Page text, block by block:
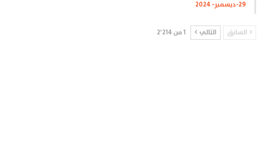
29-ديسمبر- 2024
السابق التالي 1 من 2٬214